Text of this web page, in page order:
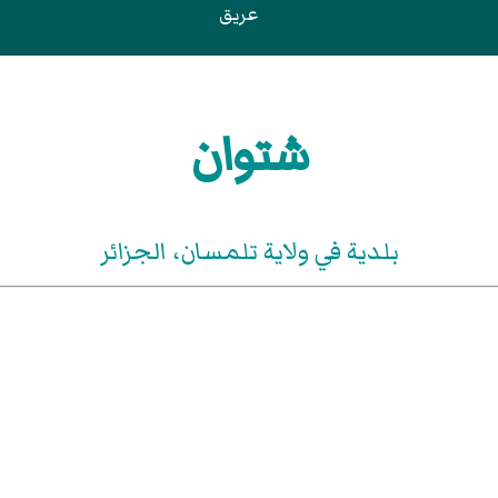
عريق
شتوان
بلدية في ولاية تلمسان، الجزائر